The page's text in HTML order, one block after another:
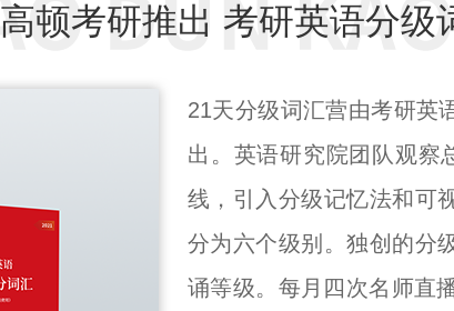
高顿考研推出 考研英语分级
21天分级词汇营由考研英
出。英语研究院团队观察
线，引入分级记忆法和可
分为六个级别。独创的分
诵等级。每月四次名师直